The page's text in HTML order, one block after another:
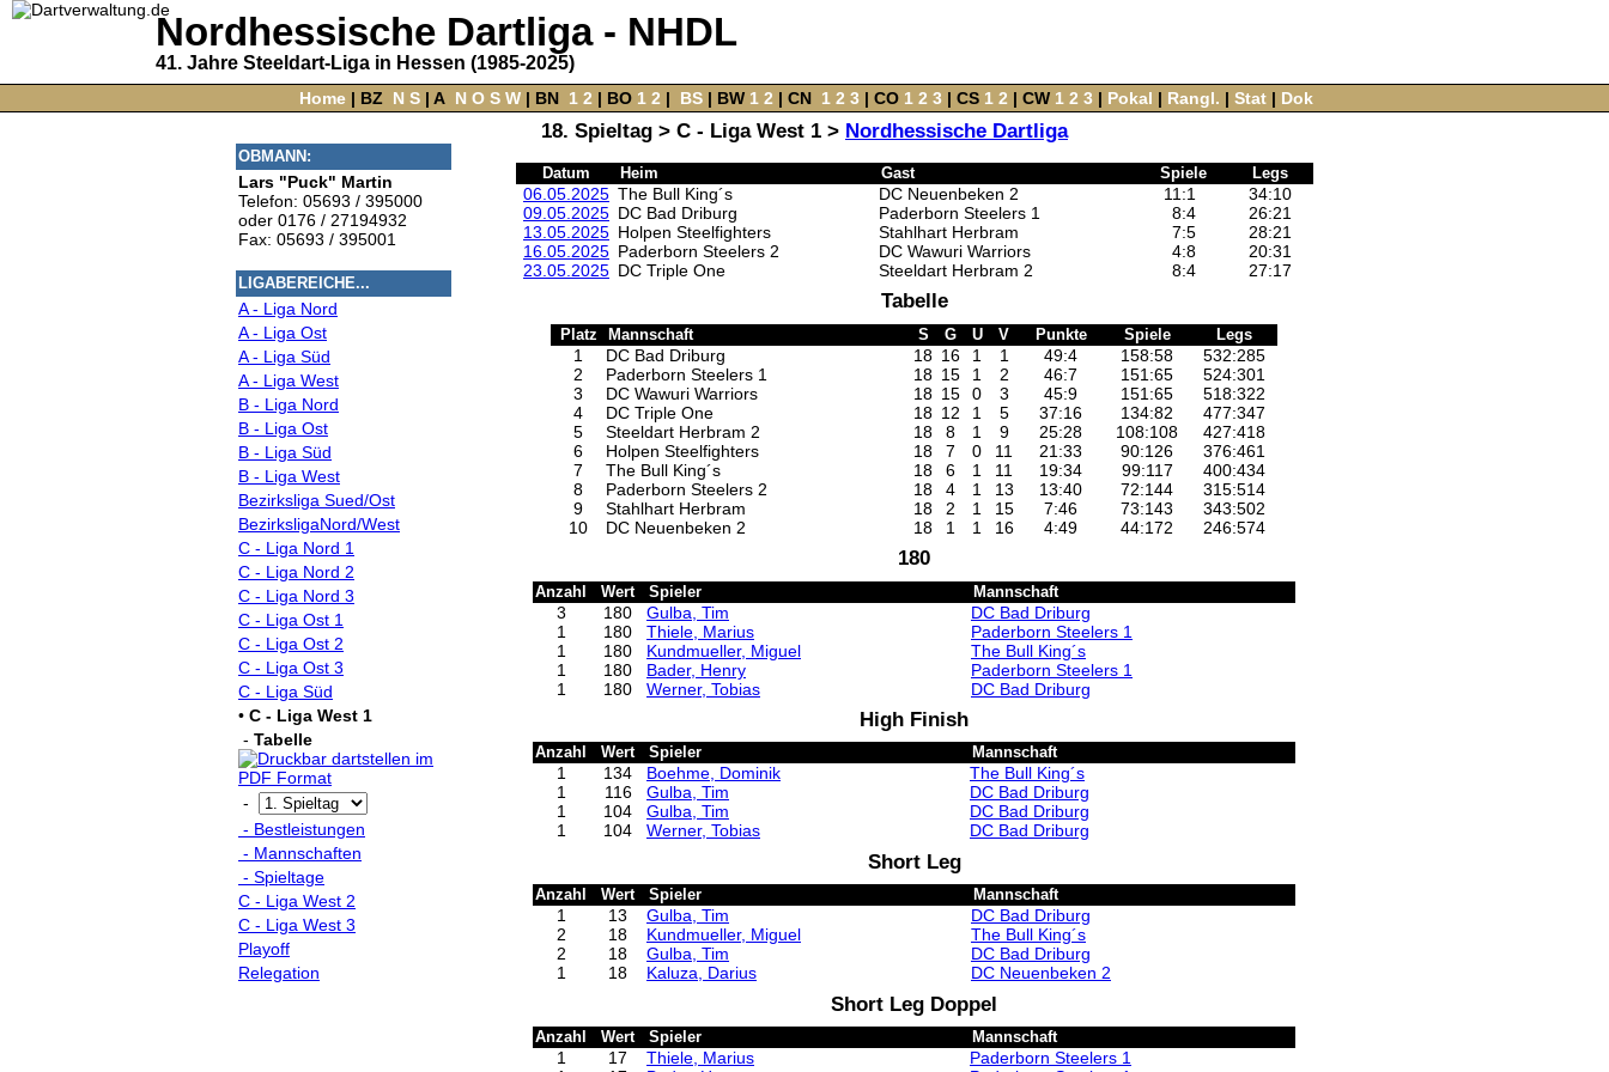
Nordhessische Dartliga - NHDL
41. Jahre Steeldart-Liga in Hessen (1985-2025)
Home‌ | BZ N S‌ | A‌ N O S W‌ | BN‌ 1 2 | BO‌ 1 2 | BS| BW‌ 1 2 ‌ | CN‌ 1 2 3| CO‌ 1 2 3| CS‌ 1 2 | CW‌ 1 2 3‌ |‌ Pokal ‌ |‌ Rangl. ‌ |‌ Stat‌ |‌ Dok
18. Spieltag > C - Liga West 1 > Nordhessische Dartliga
OBMANN:
Lars "Puck" Martin
Telefon: 05693 / 395000
oder 0176 / 27194932
Fax: 05693 / 395001
LIGABEREICHE...
A - Liga Nord
A - Liga Ost
A - Liga Süd
A - Liga West
B - Liga Nord
B - Liga Ost
B - Liga Süd
B - Liga West
Bezirksliga Sued/Ost
BezirksligaNord/West
C - Liga Nord 1
C - Liga Nord 2
C - Liga Nord 3
C - Liga Ost 1
C - Liga Ost 2
C - Liga Ost 3
C - Liga Süd
• C - Liga West 1
- Tabelle
-
- Bestleistungen
- Mannschaften
- Spieltage
C - Liga West 2
C - Liga West 3
Playoff
Relegation
Datum Heim Gast Spiele Legs
06.05.2025 The Bull King´s DC Neuenbeken 2 11 :1 34:10
09.05.2025 DC Bad Driburg Paderborn Steelers 1 8:4 26:21
13.05.2025 Holpen Steelfighters Stahlhart Herbram 7:5 28:21
16.05.2025 Paderborn Steelers 2 DC Wawuri Warriors 4:8 20:31
23.05.2025 DC Triple One Steeldart Herbram 2 8:4 27:17
Tabelle
Platz Mannschaft S G U V Punkte Spiele Legs
1 DC Bad Driburg 18 16 1 1 49:4 158:58
532:285
2
Paderborn Steelers 1 18 15 1 2 46:7 151:65
524:301
3
DC Wawuri Warriors 18 15 0 3 45:9 151:65
518:322
4
DC Triple One 18 12 1 5 37:16 134:82
477:347
5
Steeldart Herbram 2 18 8 1 9 25:28 108:108
427:418
6
Holpen Steelfighters 18 7 0 11 21:33 90:126
376:461
7
The Bull King´s 18 6 1 11 19:34 99:117
400:434
8
Paderborn Steelers 2 18 4 1 13 13:40 72:144
315:514
9
Stahlhart Herbram 18 2 1 15 7:46 73:143
343:502
10
DC Neuenbeken 2 18 1 1 16 4:49 44:172 246:574
180
Anzahl Wert Spieler Mannschaft
3 180 Gulba, Tim
DC Bad Driburg
1
180 Thiele, Marius
Paderborn Steelers 1
1
180 Kundmueller, Miguel
The Bull King´s
1
180 Bader, Henry
Paderborn Steelers 1
1
180 Werner, Tobias DC Bad Driburg
High Finish
Anzahl Wert Spieler Mannschaft
1 134 Boehme, Dominik
The Bull King´s
1
116 Gulba, Tim
DC Bad Driburg
1
104 Gulba, Tim
DC Bad Driburg
1
104 Werner, Tobias DC Bad Driburg
Short Leg
Anzahl Wert Spieler Mannschaft
1 13 Gulba, Tim
DC Bad Driburg
2
18 Kundmueller, Miguel
The Bull King´s
2
18 Gulba, Tim
DC Bad Driburg
1
18 Kaluza, Darius DC Neuenbeken 2
Short Leg Doppel
Anzahl Wert Spieler Mannschaft
1 17 Thiele, Marius
Paderborn Steelers 1